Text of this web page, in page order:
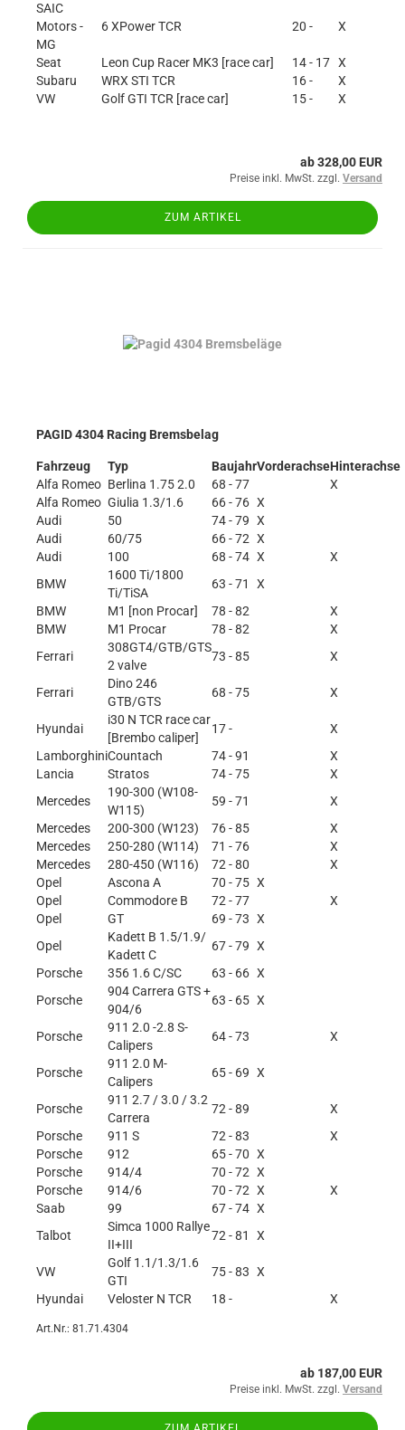
SAIC
Motors -
MG
6 XPower TCR 20 - X
Seat Leon Cup Racer MK3 [race car] 14 - 17 X
Subaru
WRX STI TCR 16 -
X
VW
Golf GTI TCR [race car] 15 - X
ab 328,00 EUR
Preise inkl. MwSt. zzgl. Versand
ZUM ARTIKEL
PAGID 4304 Racing Bremsbelag
Fahrzeug Typ BaujahrVorderachseHinterachse
Alfa Romeo Berlina 1.75 2.0 68 - 77
X
Alfa Romeo Giulia 1.3/1.6 66 - 76 X
Audi
50 74 - 79 X
Audi
60/75 66 - 72 X
Audi
100 68 - 74 X
X
BMW
1600 Ti/1800
Ti/TiSA
63 - 71
X
BMW
M1 [non Procar] 78 - 82
X
BMW
M1 Procar 78 - 82
X
Ferrari
308GT4/GTB/GTS
2 valve
73 - 85 X
Ferrari
Dino 246
GTB/GTS
68 - 75 X
Hyundai
i30 N TCR race car
[Brembo caliper]
17 -
X
LamborghiniCountach 74 - 91
X
Lancia
Stratos 74 - 75
X
Mercedes
190-300 (W108-
W115)
59 - 71
X
Mercedes
200-300 (W123) 76 - 85
X
Mercedes
250-280 (W114) 71 - 76
X
Mercedes
280-450 (W116) 72 - 80
X
Opel
Ascona A 70 - 75 X
Opel
Commodore B 72 - 77
X
Opel
GT 69 - 73 X
Opel
Kadett B 1.5/1.9/
Kadett C
67 - 79 X
Porsche
356 1.6 C/SC 63 - 66 X
Porsche
904 Carrera GTS +
904/6
63 - 65 X
Porsche
911 2.0 -2.8 S-
Calipers
64 - 73 X
Porsche
911 2.0 M-
Calipers
65 - 69 X
Porsche
911 2.7 / 3.0 / 3.2
Carrera
72 - 89
X
Porsche
911 S 72 - 83
X
Porsche
912 65 - 70 X
Porsche
914/4 70 - 72 X
Porsche
914/6 70 - 72 X
X
Saab
99 67 - 74 X
Talbot
Simca 1000 Rallye
II+III
72 - 81 X
VW
Golf 1.1/1.3/1.6
GTI
75 - 83 X
Hyundai
Veloster N TCR 18 - X
Art.Nr.: 81.71.4304
ab 187,00 EUR
Preise inkl. MwSt. zzgl. Versand